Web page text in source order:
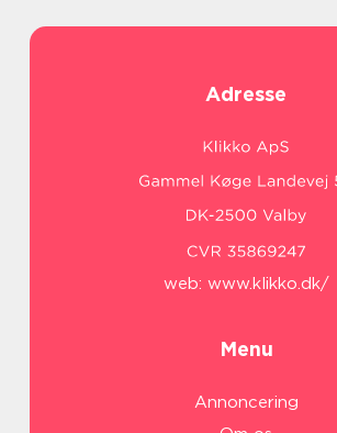
Adresse
web: www.klikko.dk/
Menu
Annoncering